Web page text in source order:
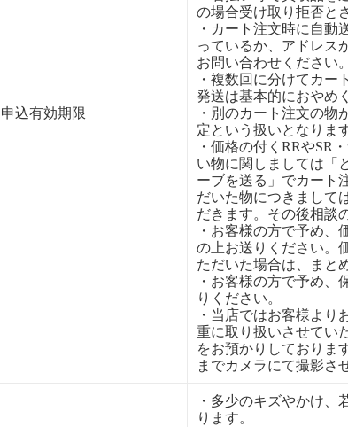
申込有効期限
の場合受け取り拒否と
・カート注文時に自動
っているか、アドレス
お問い合わせください。
・複数回に分けてカー
発送は基本的におやめ
・別のカート注文の物
定という扱いとなりま
・価格の付くRRやSR
い物に関しましては「
ーブを送る」でカート
だいた物につきまして
だきます。その後相談
・お客様の方で予め、
の上お送りください。
ただいた場合は、まと
・お客様の方で予め、
りください。
・当店ではお客様よ
重に取り扱いさせてい
をお預かりしておりま
までカメラにて撮影さ
・多少のキズやかけ、
ります。